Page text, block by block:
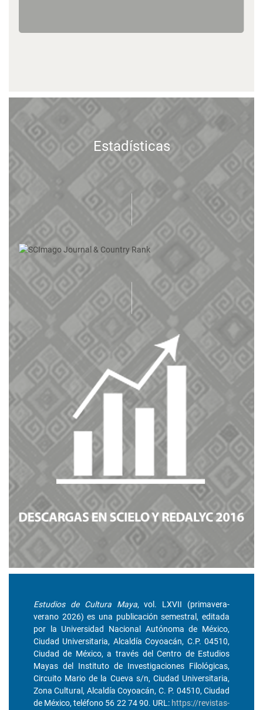
Estadísticas
Estudios de Cultura Maya, vol. LXVII (primavera-
verano 2026) es una publicación semestral, editada
por la Universidad Nacional Autónoma de México,
Ciudad Universitaria, Alcaldía Coyoacán, C.P. 04510,
Ciudad de México, a través del Centro de Estudios
Mayas del Instituto de Investigaciones Filológicas,
Circuito Mario de la Cueva s/n, Ciudad Universitaria,
Zona Cultural, Alcaldía Coyoacán, C. P. 04510, Ciudad
de México, teléfono 56 22 74 90. URL: https://revistas-